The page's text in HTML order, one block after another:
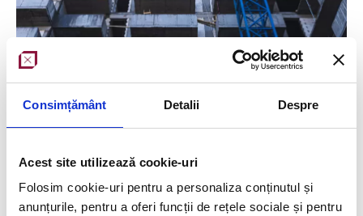
Consimțământ Detalii Despre
Acest site utilizează cookie-uri
Folosim cookie-uri pentru a personaliza conținutul și
anunțurile, pentru a oferi funcții de rețele sociale și pentru
Scop lucrare: trasare fațade